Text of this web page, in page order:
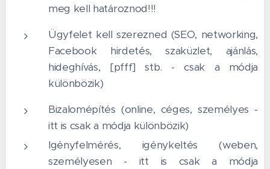
meg kell határoznod!!!
Ügyfelet kell szerezned (SEO, networking,
Facebook hirdetés, szaküzlet, ajánlás,
hideghívás, [pfff] stb. - csak a módja
különbözik)
Bizalomépítés (online, céges, személyes -
itt is csak a módja különbözik)
Igényfelmérés, igénykeltés (weben,
személyesen - itt is csak a módja